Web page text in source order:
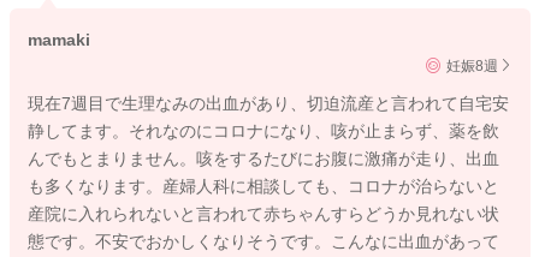
mamaki
妊娠8週
現在7週目で生理なみの出血があり、切迫流産と言われて自宅安
静してます。それなのにコロナになり、咳が止まらず、薬を飲
んでもとまりません。咳をするたびにお腹に激痛が走り、出血
も多くなります。産婦人科に相談しても、コロナが治らないと
産院に入れられないと言われて赤ちゃんすらどうか見れない状
態です。不安でおかしくなりそうです。こんなに出血があって